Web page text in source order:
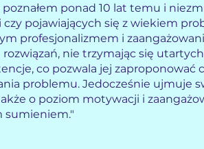
poznałem ponad 10 lat temu i
pojawiających się z wiekiem
profesjonalizmem i
rozwiązań, nie trzymając się
co pozwala jej zaproponować
problemu. Jedocześnie ujmuje
o poziom motywacji i
sumieniem."